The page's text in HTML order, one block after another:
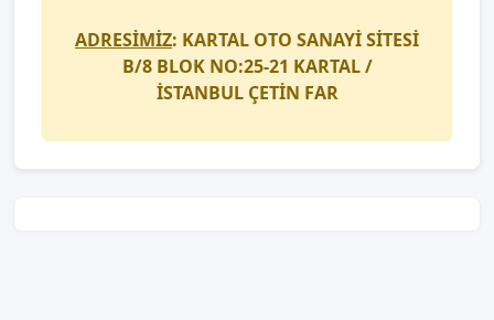
ADRESİMİZ: KARTAL OTO SANAYİ SİTESİ
B/8 BLOK NO:25-21 KARTAL /
İSTANBUL ÇETİN FAR